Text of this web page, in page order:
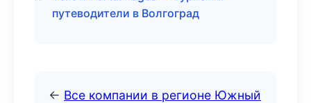
путеводители в Волгоград
← Все компании в регионе Южный